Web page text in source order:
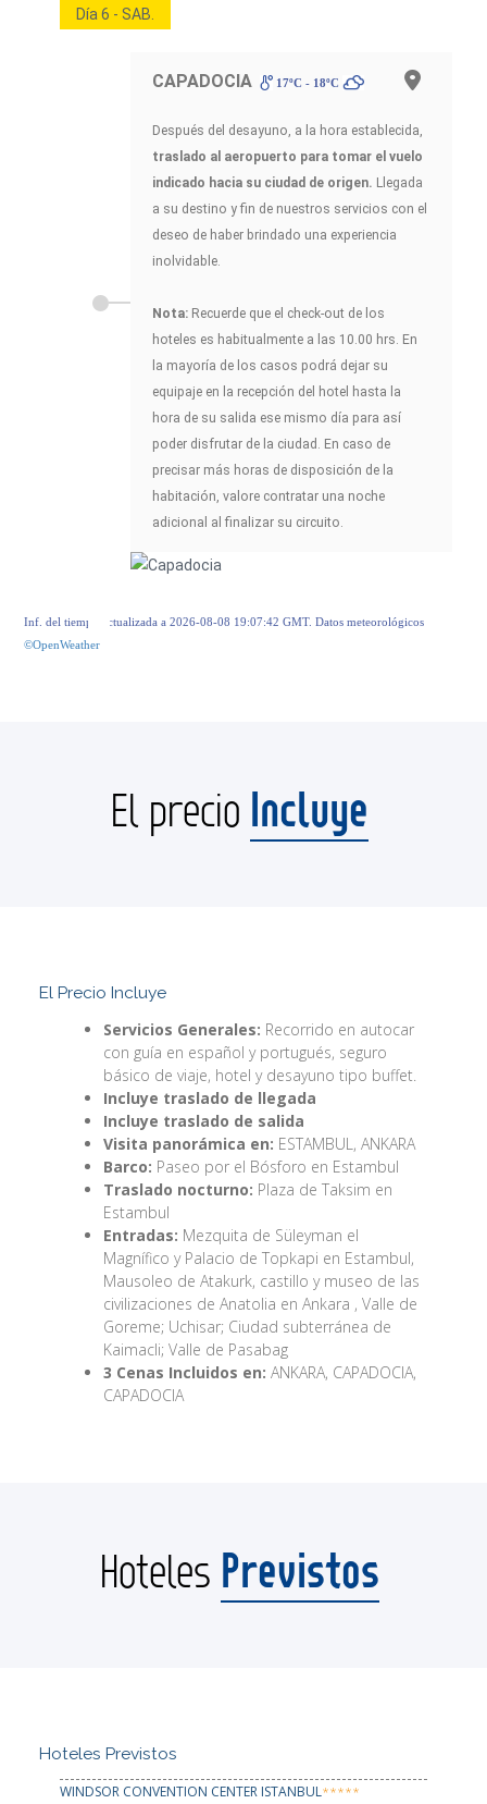
Día 6 - SAB.
CAPADOCIA 17ºC - 18ºC
Después del desayuno, a la hora establecida,
traslado al aeropuerto para tomar el vuelo
indicado hacia su ciudad de origen. Llegada
a su destino y fin de nuestros servicios con el
deseo de haber brindado una experiencia
inolvidable.
Nota: Recuerde que el check-out de los
hoteles es habitualmente a las 10.00 hrs. En
la mayoría de los casos podrá dejar su
equipaje en la recepción del hotel hasta la
hora de su salida ese mismo día para así
poder disfrutar de la ciudad. En caso de
precisar más horas de disposición de la
habitación, valore contratar una noche
adicional al finalizar su circuito.
Inf. del tiempo actualizada a 2026-08-08 19:07:42 GMT. Datos meteorológicos
©OpenWeather
El precio Incluye
El Precio Incluye
Servicios Generales: Recorrido en autocar
con guía en español y portugués, seguro
básico de viaje, hotel y desayuno tipo buffet.
Incluye traslado de llegada
Incluye traslado de salida
Visita panorámica en: ESTAMBUL, ANKARA
Barco: Paseo por el Bósforo en Estambul
Traslado nocturno: Plaza de Taksim en
Estambul
Entradas: Mezquita de Süleyman el
Magnífico y Palacio de Topkapi en Estambul,
Mausoleo de Atakurk, castillo y museo de las
civilizaciones de Anatolia en Ankara , Valle de
Goreme; Uchisar; Ciudad subterránea de
Kaimacli; Valle de Pasabag
3 Cenas Incluidos en: ANKARA, CAPADOCIA,
CAPADOCIA
Hoteles Previstos
Hoteles Previstos
WINDSOR CONVENTION CENTER ISTANBUL*****